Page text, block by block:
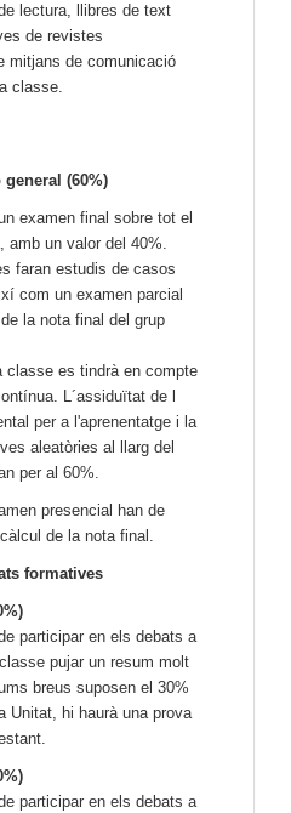
lectura, llibres de text
de revistes
mitjans de comunicació
classe.
general (60%)
examen final sobre tot el
amb un valor del 40%.
faran estudis de casos
com un examen parcial
la nota final del grup
classe es tindrà en compte
L´assiduïtat de l
per a l'aprenentatge i la
aleatòries al llarg del
per al 60%.
presencial han de
de la nota final.
formatives
participar en els debats a
pujar un resum molt
breus suposen el 30%
Unitat, hi haurà una prova
participar en els debats a